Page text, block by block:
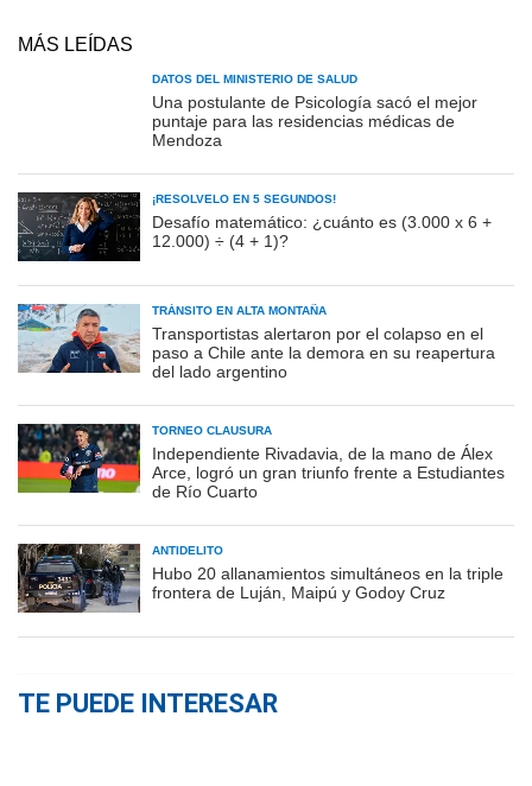
MÁS LEÍDAS
DATOS DEL MINISTERIO DE SALUD
Una postulante de Psicología sacó el mejor
puntaje para las residencias médicas de
Mendoza
¡RESOLVELO EN 5 SEGUNDOS!
Desafío matemático: ¿cuánto es (3.000 x 6 +
12.000) ÷ (4 + 1)?
TRÁNSITO EN ALTA MONTAÑA
Transportistas alertaron por el colapso en el
paso a Chile ante la demora en su reapertura
del lado argentino
TORNEO CLAUSURA
Independiente Rivadavia, de la mano de Álex
Arce, logró un gran triunfo frente a Estudiantes
de Río Cuarto
ANTIDELITO
Hubo 20 allanamientos simultáneos en la triple
frontera de Luján, Maipú y Godoy Cruz
TE PUEDE INTERESAR